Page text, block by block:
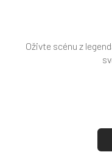
Oživte scénu z